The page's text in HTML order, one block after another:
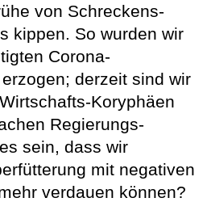
von Schreckens-
kippen. So wurden wir
Corona-
derzeit sind wir
Koryphäen
Regierungs-
sein, dass wir
mit negativen
verdauen können?